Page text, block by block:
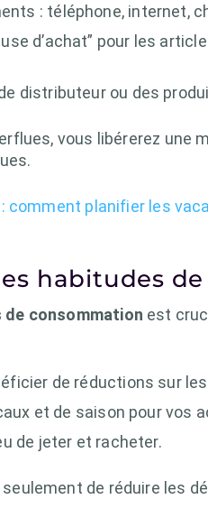
: téléphone, internet,
d’achat” pour les
distributeur ou des
vous libérerez une
comment planifier les
habitudes
de consommation est
de réductions sur
et de saison pour vos
de jeter et racheter.
de réduire les